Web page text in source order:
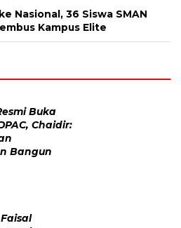
Nasional, 36 Siswa SMAN
Kampus Elite
Buka
Chaidir:
Bangun